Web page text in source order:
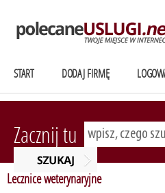
START DODAJ FIRMĘ
Zacznij tu
Lecznice weterynaryjne